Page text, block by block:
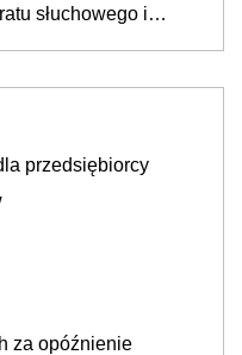
słuchowego i
przedsiębiorcy
za opóźnienie